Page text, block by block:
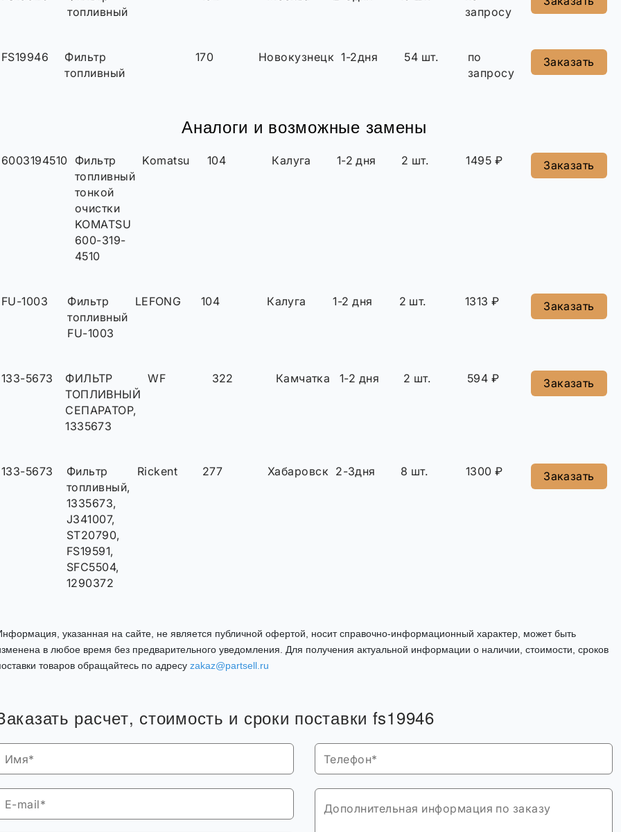
топливный
запросу
FS19946
Фильтр
топливный
170 Новокузнецк 1-2дня 54 шт.
по
запросу
Заказать
Аналоги и возможные замены
6003194510 Фильтр
топливный
тонкой
очистки
KOMATSU
600-319-
4510
Komatsu 104 Калуга 1-2 дня 2 шт. 1495 ₽ Заказать
FU-1003
Фильтр
топливный
FU-1003
LEFONG 104 Калуга 1-2 дня 2 шт. 1313 ₽ Заказать
133-5673
ФИЛЬТР
ТОПЛИВНЫЙ
СЕПАРАТОР,
1335673
WF 322 Камчатка 1-2 дня 2 шт. 594 ₽ Заказать
133-5673
Фильтр
топливный,
1335673,
J341007,
ST20790,
FS19591,
SFC5504,
1290372
Rickent 277 Хабаровск 2-3дня 8 шт. 1300 ₽ Заказать
указанная на сайте, не является публичной офертой, носит справочно-информационный характер, может быть
в любое время без предварительного уведомления. Для получения актуальной информации о наличии, стоимости, сроков
товаров обращайтесь по адресу zakaz@partsell.ru
расчет, стоимость и сроки поставки fs19946